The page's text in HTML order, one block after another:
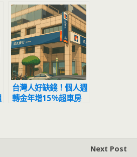
師揭3招自保
台灣人好缺錢！個人週
轉金年增15％超車房
Next Post